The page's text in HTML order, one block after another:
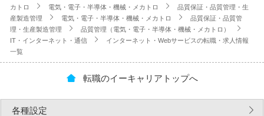
カトロ
電気・電子・半導体・機械・メカトロ
品質保証・品質管理・生
産製造管理
電気・電子・半導体・機械・メカトロ
品質保証・品質管
理・生産製造管理
品質管理（電気・電子・半導体・機械・メカトロ）
IT・インターネット・通信
インターネット・Webサービスの転職・求人情報
一覧
転職のイーキャリアトップへ
各種設定